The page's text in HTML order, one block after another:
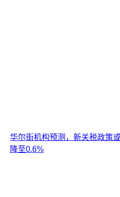
华尔街机构预测，新关税政策
降至0.6%